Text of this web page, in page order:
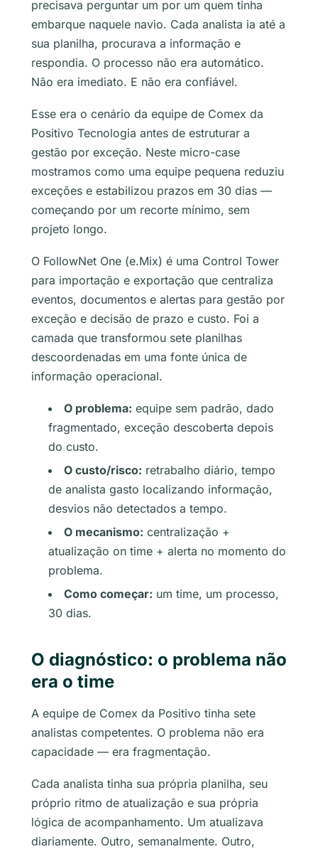
precisava perguntar um por um quem tinha
embarque naquele navio. Cada analista ia até a
sua planilha, procurava a informação e
respondia. O processo não era automático.
Não era imediato. E não era confiável.
Esse era o cenário da equipe de Comex da
Positivo Tecnologia antes de estruturar a
gestão por exceção. Neste micro-case
mostramos como uma equipe pequena reduziu
exceções e estabilizou prazos em 30 dias —
começando por um recorte mínimo, sem
projeto longo.
O FollowNet One (e.Mix) é uma Control Tower
para importação e exportação que centraliza
eventos, documentos e alertas para gestão por
exceção e decisão de prazo e custo. Foi a
camada que transformou sete planilhas
descoordenadas em uma fonte única de
informação operacional.
O problema: equipe sem padrão, dado
fragmentado, exceção descoberta depois
do custo.
O custo/risco: retrabalho diário, tempo
de analista gasto localizando informação,
desvios não detectados a tempo.
O mecanismo: centralização +
atualização on time + alerta no momento do
problema.
Como começar: um time, um processo,
30 dias.
O diagnóstico: o problema não
era o time
A equipe de Comex da Positivo tinha sete
analistas competentes. O problema não era
capacidade — era fragmentação.
Cada analista tinha sua própria planilha, seu
próprio ritmo de atualização e sua própria
lógica de acompanhamento. Um atualizava
diariamente. Outro, semanalmente. Outro,